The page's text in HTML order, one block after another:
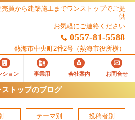
売買から建築施工までワンストップでご提
供
お気軽にご連絡ください
0557-81-5588
熱海市中央町2番2号 （熱海市役所横）
ション 事業用 会社案内 お問合せ
トップのブログ
テーマ別 投稿者別